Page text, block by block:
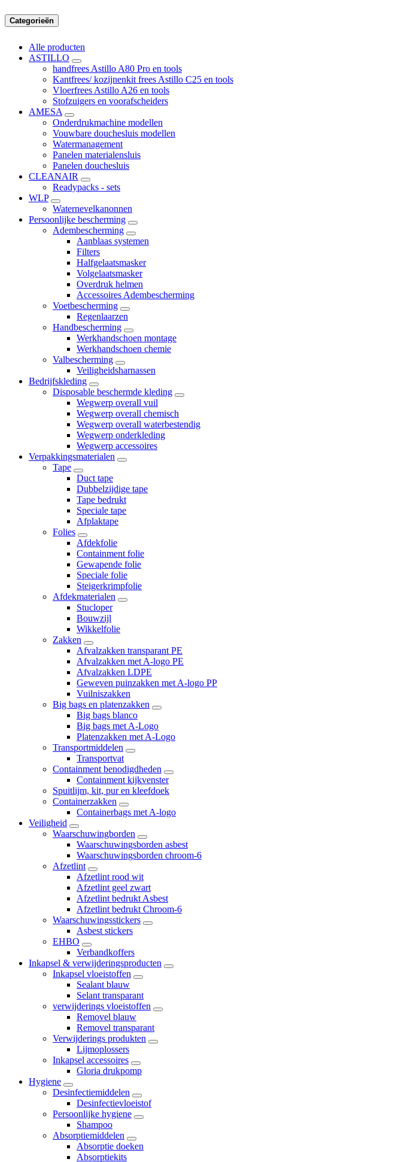
Categorieën
Alle producten
ASTILLO
handfrees Astillo A80 Pro en tools
Kantfrees/ kozijnenkit frees Astillo C25 en tools
Vloerfrees Astillo A26 en tools
Stofzuigers en voorafscheiders
AMESA
Onderdrukmachine modellen
Vouwbare douchesluis modellen
Watermanagement
Panelen materialensluis
Panelen douchesluis
CLEANAIR
Readypacks - sets
WLP
Waternevelkanonnen
Persoonlijke bescherming
Adembescherming
Aanblaas systemen
Filters
Halfgelaatsmasker
Volgelaatsmasker
Overdruk helmen
Accessoires Adembescherming
Voetbescherming
Regenlaarzen
Handbescherming
Werkhandschoen montage
Werkhandschoen chemie
Valbescherming
Veiligheidsharnassen
Bedrijfskleding
Disposable beschermde kleding
Wegwerp overall vuil
Wegwerp overall chemisch
Wegwerp overall waterbestendig
Wegwerp onderkleding
Wegwerp accessoires
Verpakkingsmaterialen
Tape
Duct tape
Dubbelzijdige tape
Tape bedrukt
Speciale tape
Afplaktape
Folies
Afdekfolie
Containment folie
Gewapende folie
Speciale folie
Steigerkrimpfolie
Afdekmaterialen
Stucloper
Bouwzijl
Wikkelfolie
Zakken
Afvalzakken transparant PE
Afvalzakken met A-logo PE
Afvalzakken LDPE
Geweven puinzakken met A-logo PP
Vuilniszakken
Big bags en platenzakken
Big bags blanco
Big bags met A-Logo
Platenzakken met A-Logo
Transportmiddelen
Transportvat
Containment benodigdheden
Containment kijkvenster
Spuitlijm, kit, pur en kleefdoek
Containerzakken
Containerbags met A-logo
Veiligheid
Waarschuwingborden
Waarschuwingsborden asbest
Waarschuwingsborden chroom-6
Afzetlint
Afzetlint rood wit
Afzetlint geel zwart
Afzetlint bedrukt Asbest
Afzetlint bedrukt Chroom-6
Waarschuwingsstickers
Asbest stickers
EHBO
Verbandkoffers
Inkapsel & verwijderingsproducten
Inkapsel vloeistoffen
Sealant blauw
Selant transparant
verwijderings vloeistoffen
Removel blauw
Removel transparant
Verwijderings produkten
Lijmoplossers
Inkapsel accessoires
Gloria drukpomp
Hygiene
Desinfectiemiddelen
Desinfectievloeistof
Persoonlijke hygiene
Shampoo
Absorptiemiddelen
Absorptie doeken
Absorptiekits